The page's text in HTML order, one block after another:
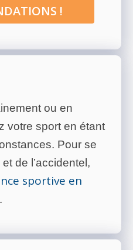
!
ou en
votre sport en étant
Pour se
de l’accidentel,
sportive en
.